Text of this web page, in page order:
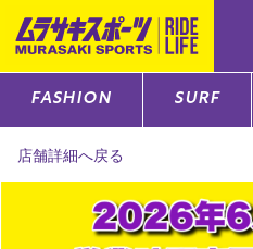
CATEGORY
サーフTOP
FASHION SURF
店舗詳細へ戻る